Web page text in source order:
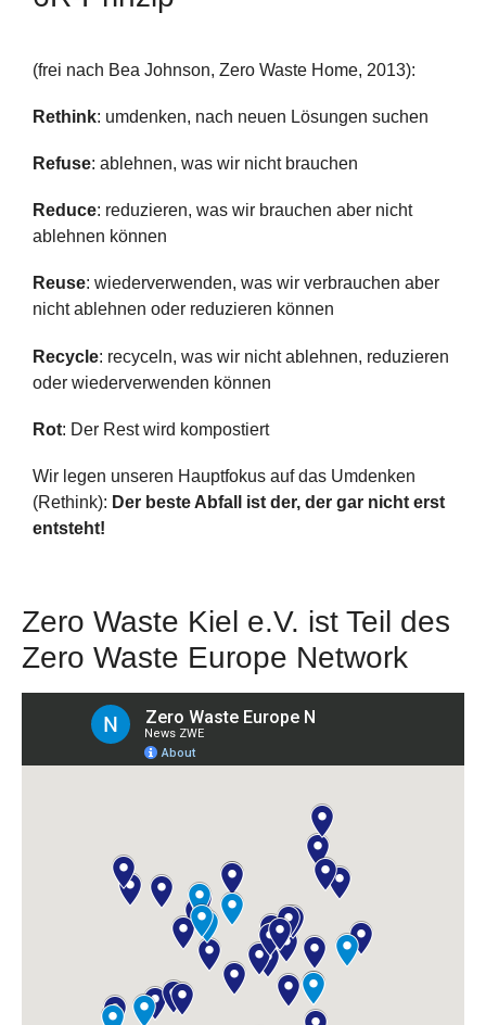
(frei nach Bea Johnson, Zero Waste Home, 2013):
Rethink: umdenken, nach neuen Lösungen suchen
Refuse: ablehnen, was wir nicht brauchen
Reduce: reduzieren, was wir brauchen aber nicht
ablehnen können
Reuse: wiederverwenden, was wir verbrauchen aber
nicht ablehnen oder reduzieren können
Recycle: recyceln, was wir nicht ablehnen, reduzieren
oder wiederverwenden können
Rot: Der Rest wird kompostiert
Wir legen unseren Hauptfokus auf das Umdenken
(Rethink): Der beste Abfall ist der, der gar nicht erst
entsteht!
Zero Waste Kiel e.V. ist Teil des
Zero Waste Europe Network